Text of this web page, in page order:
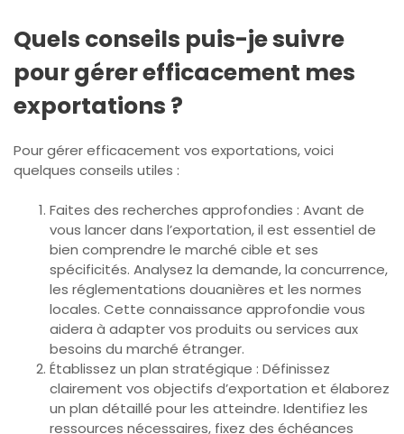
Quels conseils puis-je suivre
pour gérer efficacement mes
exportations ?
Pour gérer efficacement vos exportations, voici
quelques conseils utiles :
Faites des recherches approfondies : Avant de
vous lancer dans l’exportation, il est essentiel de
bien comprendre le marché cible et ses
spécificités. Analysez la demande, la concurrence,
les réglementations douanières et les normes
locales. Cette connaissance approfondie vous
aidera à adapter vos produits ou services aux
besoins du marché étranger.
Établissez un plan stratégique : Définissez
clairement vos objectifs d’exportation et élaborez
un plan détaillé pour les atteindre. Identifiez les
ressources nécessaires, fixez des échéances